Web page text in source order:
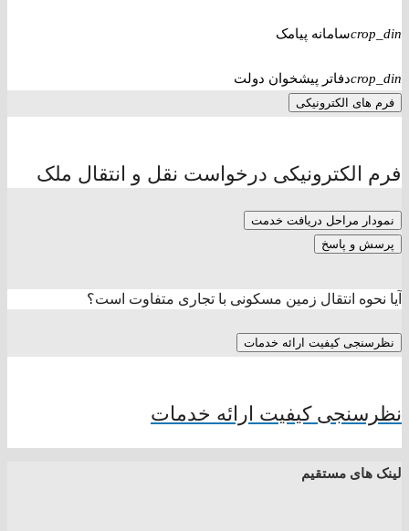
crop_dinسامانه پیامک
crop_dinدفاتر پیشخوان دولت
فرم های الکترونیکی
فرم الکترونیکی درخواست نقل و انتقال ملک
نمودار مراحل دریافت خدمت
پرسش و پاسخ
آیا نحوه انتقال زمین مسکونی با تجاری متفاوت است؟
نظرسنجی کیفیت ارائه خدمات
نظرسنجی کیفیت ارائه خدمات
لینک های مستقیم